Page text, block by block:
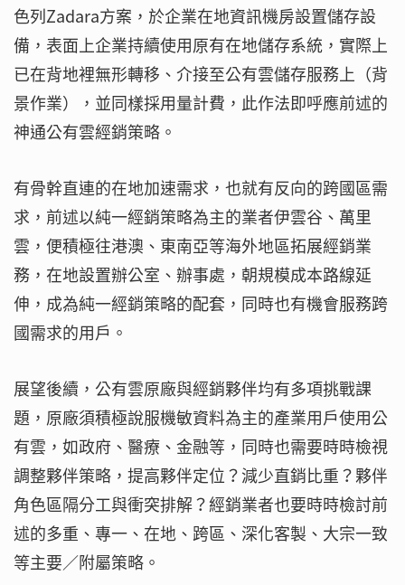
色列Zadara方案，於企業在地資訊機房設置儲存設
備，表面上企業持續使用原有在地儲存系統，實際上
已在背地裡無形轉移、介接至公有雲儲存服務上（背
景作業），並同樣採用量計費，此作法即呼應前述的
神通公有雲經銷策略。
有骨幹直連的在地加速需求，也就有反向的跨國區需
求，前述以純一經銷策略為主的業者伊雲谷、萬里
雲，便積極往港澳、東南亞等海外地區拓展經銷業
務，在地設置辦公室、辦事處，朝規模成本路線延
伸，成為純一經銷策略的配套，同時也有機會服務跨
國需求的用戶。
展望後續，公有雲原廠與經銷夥伴均有多項挑戰課
題，原廠須積極說服機敏資料為主的產業用戶使用公
有雲，如政府、醫療、金融等，同時也需要時時檢視
調整夥伴策略，提高夥伴定位？減少直銷比重？夥伴
角色區隔分工與衝突排解？經銷業者也要時時檢討前
述的多重、專一、在地、跨區、深化客製、大宗一致
等主要／附屬策略。